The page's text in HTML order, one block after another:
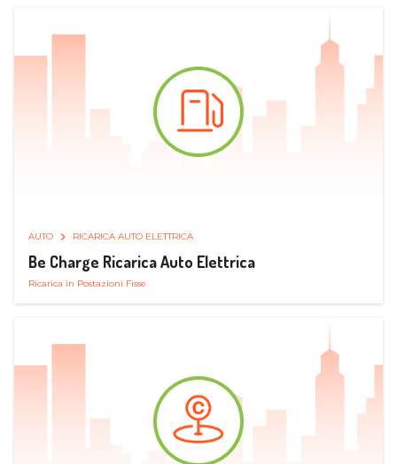
AUTO RICARICA AUTO ELETTRICA
Be Charge Ricarica Auto Elettrica
Ricarica in Postazioni Fisse